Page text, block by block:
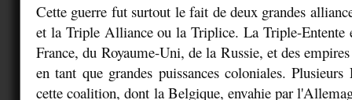
Cette guerre fut surtout le fait de deux grandes
et la Triple Alliance ou la Triplice. La Triple-Entente
France, du Royaume-Uni, de la Russie, et des
en tant que grandes puissances coloniales.
cette coalition, dont la Belgique, envahie par